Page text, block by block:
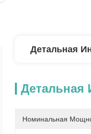
Детальная
Номинальная